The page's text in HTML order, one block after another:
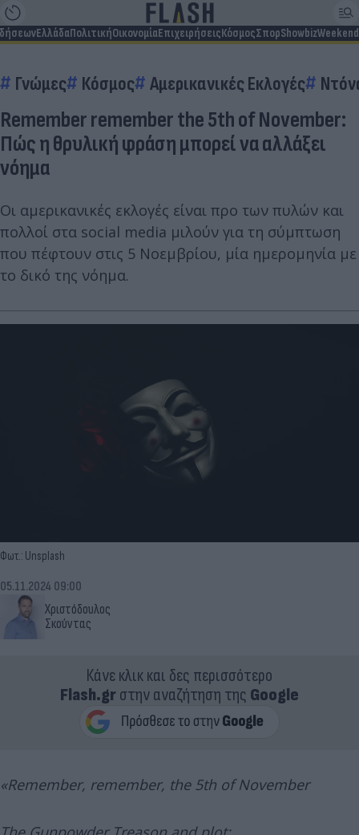
ΕλλάδαΠολιτικήΟικονομίαΕπιχειρήσειςΚόσμοςΣπορShowbizWeekend
Γνώμες Κόσμος Αμερικανικές Εκλογές
Remember remember the 5th of November:
Πώς η θρυλική φράση μπορεί να αλλάξει
νόημα
Οι αμερικανικές εκλογές είναι προ των πυλών και
πολλοί στα social media μιλούν για τη σύμπτωση
που πέφτουν στις 5 Νοεμβρίου, μία ημερομηνία με
το δικό της νόημα.
Φωτ.: Unsplash
Χριστόδουλος
Σκούντας
05.11.2024 09:00
Κάνε κλικ και δες περισσότερο
Flash.grστην αναζήτηση της Google
«Remember, remember, the 5th of November